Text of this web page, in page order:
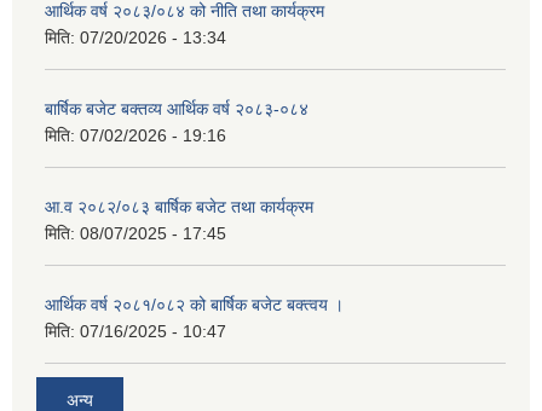
आर्थिक वर्ष २०८३/०८४ को नीति तथा कार्यक्रम
मिति: 07/20/2026 - 13:34
बार्षिक बजेट बक्तव्य आर्थिक वर्ष २०८३-०८४
मिति: 07/02/2026 - 19:16
आ.व २०८२/०८३ बार्षिक बजेट तथा कार्यक्रम
मिति: 08/07/2025 - 17:45
आर्थिक वर्ष २०८१/०८२ को बार्षिक बजेट बक्त्वय ।
मिति: 07/16/2025 - 10:47
अन्य